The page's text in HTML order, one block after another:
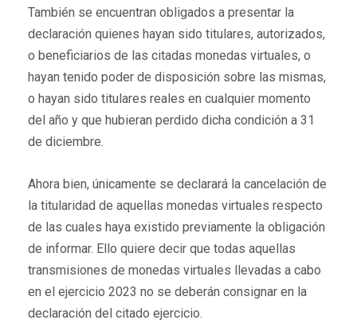
También se encuentran obligados a presentar la
declaración quienes hayan sido titulares, autorizados,
o beneficiarios de las citadas monedas virtuales, o
hayan tenido poder de disposición sobre las mismas,
o hayan sido titulares reales en cualquier momento
del año y que hubieran perdido dicha condición a 31
de diciembre.
Ahora bien, únicamente se declarará la cancelación de
la titularidad de aquellas monedas virtuales respecto
de las cuales haya existido previamente la obligación
de informar. Ello quiere decir que todas aquellas
transmisiones de monedas virtuales llevadas a cabo
en el ejercicio 2023 no se deberán consignar en la
declaración del citado ejercicio.